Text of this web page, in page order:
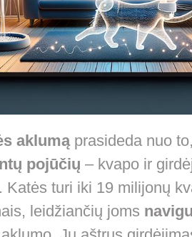
aklumąprasideda nuo
pojūčių – kvapo ir
Katės turi iki 19 milijonų
leidžiančių joms